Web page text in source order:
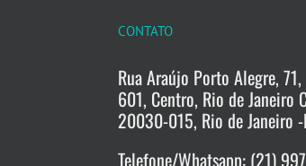
CONTATO
Rua Araújo Porto Alegre,
601, Centro, Rio de Janeiro
20030-015, Rio de Janeiro
Telefone/Whatsapp: (21)